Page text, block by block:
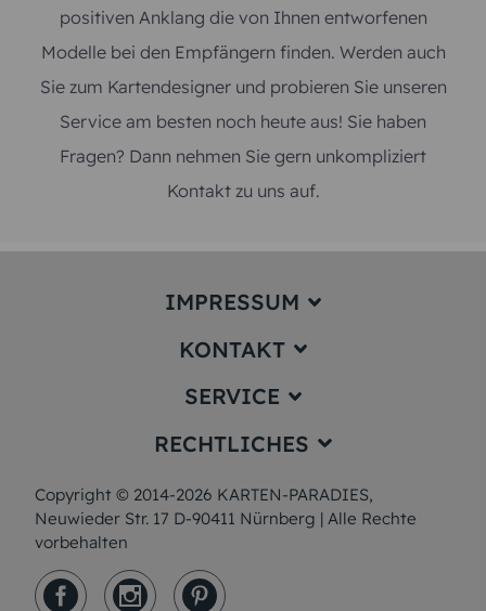
positiven Anklang die von Ihnen entworfenen
Modelle bei den Empfängern finden. Werden auch
Sie zum Kartendesigner und probieren Sie unseren
Service am besten noch heute aus! Sie haben
Fragen? Dann nehmen Sie gern unkompliziert
Kontakt zu uns auf.
IMPRESSUM
Impressum
KONTAKT
service@karten-paradies.de
innerhalb von 24 Stunden)
(Montag bis Freitag von 09:00 –
12:00 Uhr und 13:00 – 17:00 Uhr)
SERVICE
Preise und Versand
Papiersorten
Muster/Musterset
Unsere Produktion
RECHTLICHES
Datenschutz
Copyright © 2014-2026 KARTEN-PARADIES,
Neuwieder Str. 17 D-90411 Nürnberg | Alle Rechte
vorbehalten